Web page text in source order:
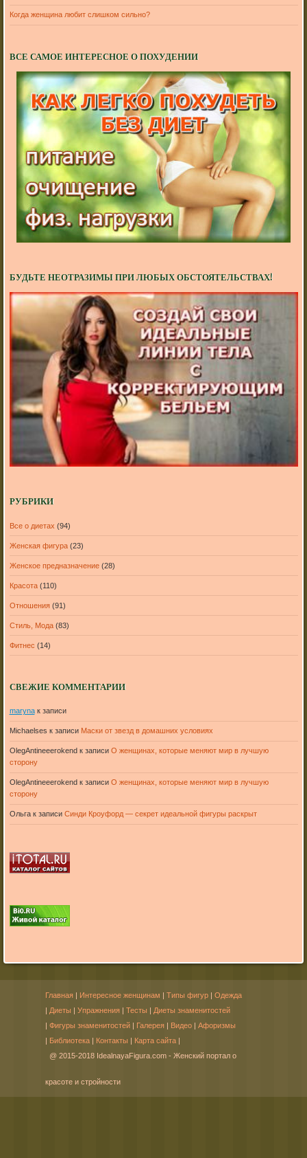
Когда женщина любит слишком сильно?
ВСЕ САМОЕ ИНТЕРЕСНОЕ О ПОХУДЕНИИ
БУДЬТЕ НЕОТРАЗИМЫ ПРИ ЛЮБЫХ ОБСТОЯТЕЛЬСТВАХ!
РУБРИКИ
Все о диетах (94)
Женская фигура(23)
Женское предназначение(28)
Красота(110)
Отношения(91)
Стиль, Мода(83)
Фитнес (14)
СВЕЖИЕ КОММЕНТАРИИ
marynaк записи
Michaelses к записи Маски от звезд в домашних условиях
OlegAntineeerokendк записи О женщинах, которые меняют мир в лучшую
сторону
OlegAntineeerokendк записи О женщинах, которые меняют мир в лучшую
сторону
Ольгак записи Синди Кроуфорд — секрет идеальной фигуры раскрыт
Главная | Интересное женщинам | Типы фигур | Одежда
| Диеты | Упражнения | Тесты | Диеты знаменитостей
| Фигуры знаменитостей | Галерея | Видео | Афоризмы
| Библиотека | Контакты | Карта сайта |
@ 2015-2018 IdealnayaFigura.com - Женский портал о
красоте и стройности